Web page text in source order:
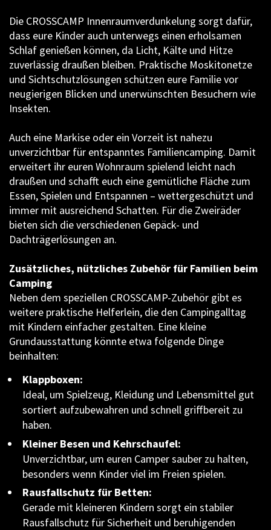
Die CROSSCAMP Innenraumverdunkelung sorgt dafür,
dass eure Kinder auch unterwegs einen erholsamen
Schlaf genießen können, da Licht, Kälte und Hitze
zuverlässig draußen bleiben. Praktische Moskitonetze
und Sichtschutzlösungen schützen eure Familie vor
neugierigen Blicken und unerwünschten Besuchern wie
Insekten.
Auch eine Markise oder ein Vorzeit ist nahezu
unverzichtbar für entspanntes Familiencamping. Damit
erweitert ihr euren Wohnraum spielend leicht nach
draußen und schafft euch eine gemütliche Fläche zum
Essen, Spielen und Entspannen – wettergeschützt und
immer mit ausreichend Schatten. Für die Zweiräder
bieten sich die verschiedenen Gepäck- und
Dachträgerlösungen an.
Zusätzliches, nützliches Zubehör für Familien beim
Camping
Neben dem speziellen CROSSCAMP-Zubehör gibt es
weitere praktische Helferlein, die den Campingalltag
mit Kindern einfacher gestalten. Eine kleine
Grundausstattung könnte etwa folgende Dinge
beinhalten:
Klappboxen:
Ideal, um Spielzeug, Kleidung und Lebensmittel gut
sortiert aufzubewahren und schnell griffbereit zu
haben.
Kleiner Besen und Kehrschaufel:
Unverzichtbar, um euren Camper sauber zu halten,
besonders wenn Kinder viel im Freien spielen.
Rausfallschutz für Betten:
Gerade mit kleineren Kindern sorgt ein stabiler
Rausfallschutz für Sicherheit und beruhigenden